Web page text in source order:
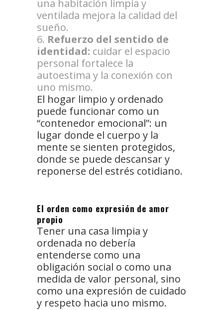
una habitación limpia y
ventilada mejora la calidad del
sueño.
Refuerzo del sentido de
identidad: cuidar el espacio
personal fortalece la
autoestima y la conexión con
uno mismo.
El hogar limpio y ordenado
puede funcionar como un
“contenedor emocional”: un
lugar donde el cuerpo y la
mente se sienten protegidos,
donde se puede descansar y
reponerse del estrés cotidiano.
El orden como expresión de amor
propio
Tener una casa limpia y
ordenada no debería
entenderse como una
obligación social o como una
medida de valor personal, sino
como una expresión de cuidado
y respeto hacia uno mismo.